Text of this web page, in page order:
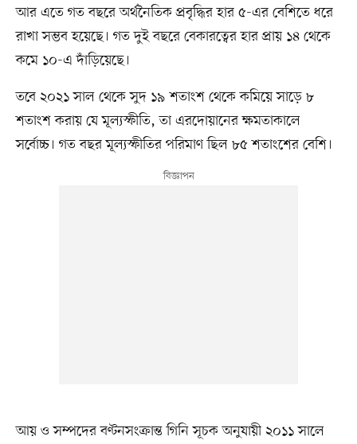
আর এতে গত বছরে অর্থনৈতিক প্রবৃদ্ধির হার ৫-এর বেশিতে ধরে
রাখা সম্ভব হয়েছে। গত দুই বছরে বেকারত্বের হার প্রায় ১৪ থেকে
কমে ১০-এ দাঁড়িয়েছে।
তবে ২০২১ সাল থেকে সুদ ১৯ শতাংশ থেকে কমিয়ে সাড়ে ৮
শতাংশ করায় যে মূল্যস্ফীতি, তা এরদোয়ানের ক্ষমতাকালে
সর্বোচ্চ। গত বছর মূল্যস্ফীতির পরিমাণ ছিল ৮৫ শতাংশের বেশি।
আয় ও সম্পদের বণ্টনসংক্রান্ত গিনি সূচক অনুযায়ী ২০১১ সালে